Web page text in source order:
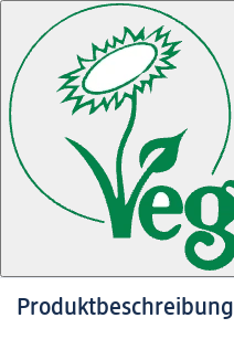
Produktbeschreibung